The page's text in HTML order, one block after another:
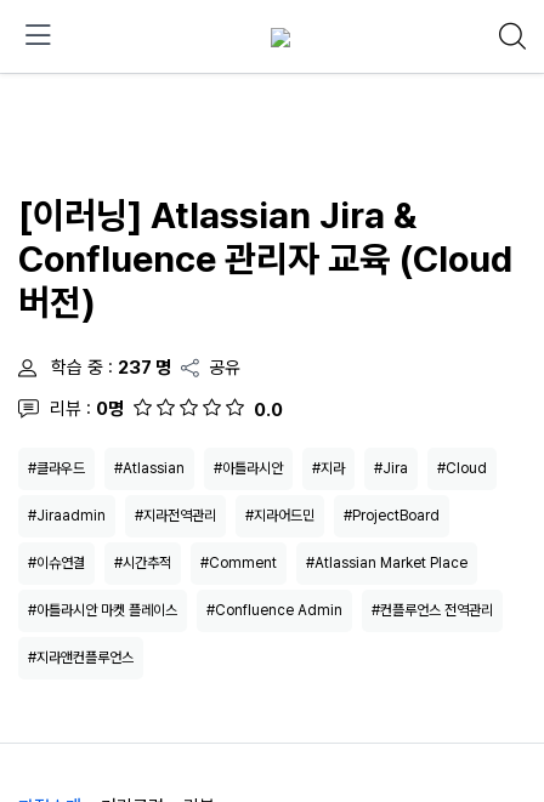
[이러닝] Atlassian Jira &
Confluence 관리자 교육 (Cloud
버전)
학습 중 : 237 명
공유
리뷰 : 0명 0.0
#클라우드 #Atlassian #아틀라시안 #지라 #Jira #Cloud
#Jiraadmin #지라전역관리 #지라어드민 #ProjectBoard
#이슈연결 #시간추적 #Comment #Atlassian Market Place
#아틀라시안 마켓 플레이스 #Confluence Admin #컨플루언스 전역관리
#지라앤컨플루언스